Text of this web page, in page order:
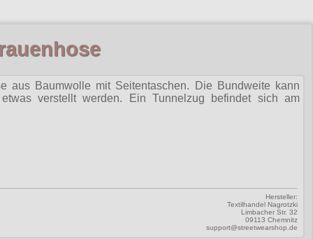
aus Baumwolle mit Seitentaschen. Die Bundweite kann
verstellt werden. Ein Tunnelzug befindet sich am
Hersteller:
Textilhandel Nagrotzki
Limbacher Str. 32
09113 Chemnitz
support@streetwearshop.de